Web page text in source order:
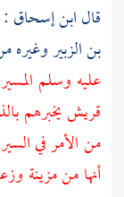
قالابن إسحاق :
بن الزبيروغيره
عليه وسلم
قريشيخبرهم
من الأمر في
أنها منمزينة